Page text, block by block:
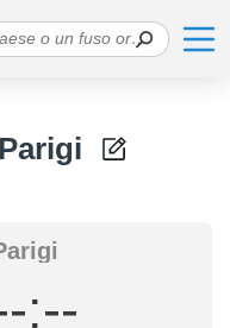
:--